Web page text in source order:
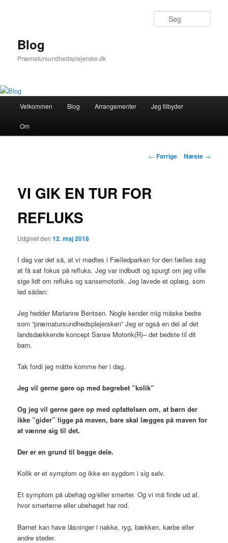
Blog
Præmatursundhedsplejerske.dk
Velkommen Blog Arrangementer Jeg tilbyder
Om
Indlægsnavigation
← Forrige Næste →
VI GIK EN TUR FOR
REFLUKS
Udgivet den12. maj 2018
I dag var det så, at vi mødtes i Fælledparken for den fælles sag
at få sat fokus på refluks. Jeg var indbudt og spurgt om jeg ville
sige lidt om refluks og sansemotorik. Jeg lavede et oplæg, som
lød sådan:
Jeg hedder Marianne Bentsen. Nogle kender mig måske bedre
som ”præmatursundhedsplejersken” Jeg er også en del af det
landsdækkende koncept Sanse Motorik(R)– det bedste til dit
barn.
Tak fordi jeg måtte komme her i dag.
Jeg vil gerne gøre op med begrebet ”kolik”
Og jeg vil gerne gøre op med opfattelsen om, at børn der
ikke ”gider” ligge på maven, bare skal lægges på maven for
at vænne sig til det.
Der er en grund til begge dele.
Kolik er et symptom og ikke en sygdom i sig selv.
Et symptom på ubehag og/eller smerter. Og vi må finde ud af,
hvor smerterne eller ubehaget har rod.
Barnet kan have låsninger i nakke, ryg, bækken, kæbe eller
andre steder.